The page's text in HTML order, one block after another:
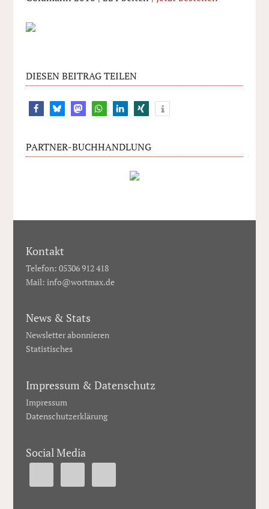
DIESEN BEITRAG TEILEN
PARTNER-BUCHHANDLUNG
Kontakt
Telefon: 05306 912 418
Mail: info@wortmax.de
News & Stats
Newsletter abonnieren
Statistisches
Impressum & Datenschutz
Impressum
Datenschutzerklärung
Social Media